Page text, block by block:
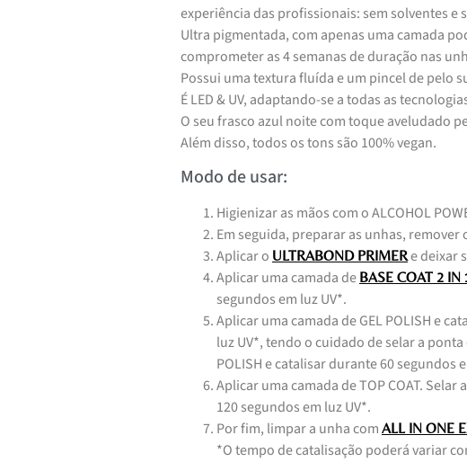
experiência das profissionais: sem solventes e
Ultra pigmentada, com apenas uma camada
comprometer as 4 semanas de duração nas
Possui uma textura fluída e um pincel de pelo
É LED & UV, adaptando-se a todas as
O seu frasco azul noite com toque aveludado
Além disso, todos os tons são 100% vegan.
Modo de usar:
Higienizar as mãos com o ALCOHOL
Em seguida, preparar as unhas,
Aplicar o ULTRABOND PRIMERe deixar
Aplicar uma camada de BASE COAT 2 IN
segundos em luz UV*.
Aplicar uma camada de GEL POLISH e
luz UV*, tendo o cuidado de selar a
POLISH e catalisar durante 60 segundos
Aplicar uma camada de TOP COAT.
120 segundos em luz UV*.
Por fim, limpar a unha com ALL IN ONE
*O tempo de catalisação poderá variar